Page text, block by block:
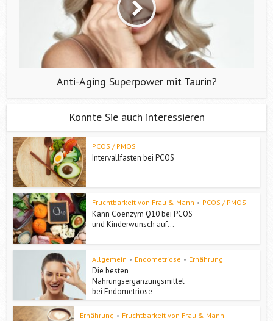
Anti-Aging Superpower mit Taurin?
Könnte Sie auch interessieren
PCOS / PMOS
Intervallfasten bei PCOS
Fruchtbarkeit von Frau & Mann • PCOS / PMOS
Kann Coenzym Q10 bei PCOS
und Kinderwunsch auf...
Allgemein • Endometriose • Ernährung
Die besten
Nahrungsergänzungsmittel
bei Endometriose
Ernährung • Fruchtbarkeit von Frau & Mann